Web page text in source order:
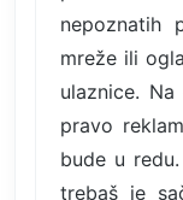
nepoznatih
mreže ili
ulaznice.
pravo
bude u
trebaš je